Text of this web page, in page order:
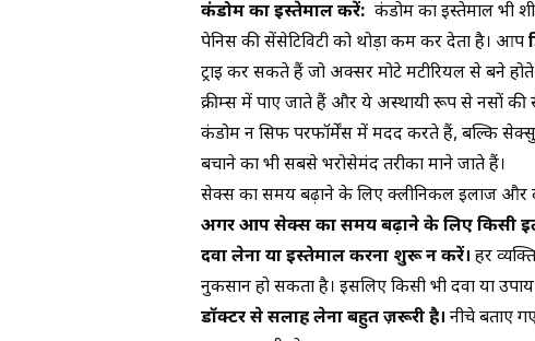
कंडोम का इस्तेमाल करें: कंडोम का इस्तेमाल भी
पेनिस की सेंसेटिविटी को थोड़ा कम कर देता है। आप
ट्राई कर सकते हैं जो अक्सर मोटे मटीरियल से बने होते
क्रीम्स में पाए जाते हैं और ये अस्थायी रूप से नसों
कंडोम न सिर्फ परफॉर्मेंस में मदद करते हैं, बल्कि
बचाने का भी सबसे भरोसेमंद तरीका माने जाते हैं।
सेक्स का समय बढ़ाने के लिए क्लीनिकल इलाज और
अगर आप सेक्स का समय बढ़ाने के लिए किसी
दवा लेना या इस्तेमाल करना शुरू न करें। हर
नुकसान हो सकता है। इसलिए किसी भी दवा या
डॉक्टर से सलाह लेना बहुत ज़रूरी है। नीचे बताए